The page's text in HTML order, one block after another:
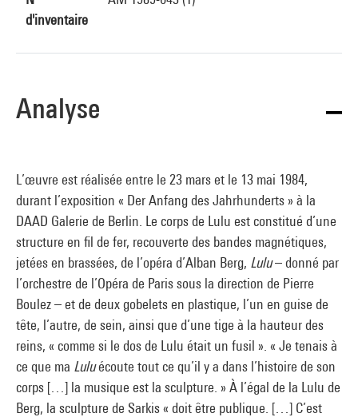
d'inventaire
Analyse
L’œuvre est réalisée entre le 23 mars et le 13 mai 1984,
durant l’exposition « Der Anfang des Jahrhunderts » à la
DAAD Galerie de Berlin. Le corps de Lulu est constitué d’une
structure en fil de fer, recouverte des bandes magnétiques,
jetées en brassées, de l’opéra d’Alban Berg, Lulu– donné par
l’orchestre de l’Opéra de Paris sous la direction de Pierre
Boulez – et de deux gobelets en plastique, l’un en guise de
tête, l’autre, de sein, ainsi que d’une tige à la hauteur des
reins, « comme si le dos de Lulu était un fusil ». « Je tenais à
ce que ma Luluécoute tout ce qu’il y a dans l’histoire de son
corps […] la musique est la sculpture. » À l’égal de la Lulu de
Berg, la sculpture de Sarkis « doit être publique. […] C’est